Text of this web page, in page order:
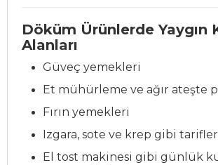
Döküm Ürünlerde Yaygın
Alanları
Güveç yemekleri
Et mühürleme ve ağır ateşte
Fırın yemekleri
Izgara, sote ve krep gibi tarifler
El tost makinesi gibi günlük